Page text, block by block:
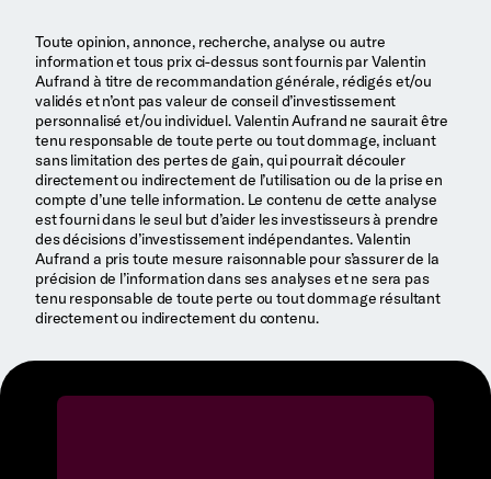
Toute opinion, annonce, recherche, analyse ou autre
information et tous prix ci-dessus sont fournis par Valentin
Aufrand à titre de recommandation générale, rédigés et/ou
validés et n’ont pas valeur de conseil d’investissement
personnalisé et/ou individuel. Valentin Aufrand ne saurait être
tenu responsable de toute perte ou tout dommage, incluant
sans limitation des pertes de gain, qui pourrait découler
directement ou indirectement de l’utilisation ou de la prise en
compte d’une telle information. Le contenu de cette analyse
est fourni dans le seul but d’aider les investisseurs à prendre
des décisions d’investissement indépendantes. Valentin
Aufrand a pris toute mesure raisonnable pour s’assurer de la
précision de l’information dans ses analyses et ne sera pas
tenu responsable de toute perte ou tout dommage résultant
directement ou indirectement du contenu.